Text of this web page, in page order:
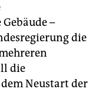
–
die
die
Neustart der